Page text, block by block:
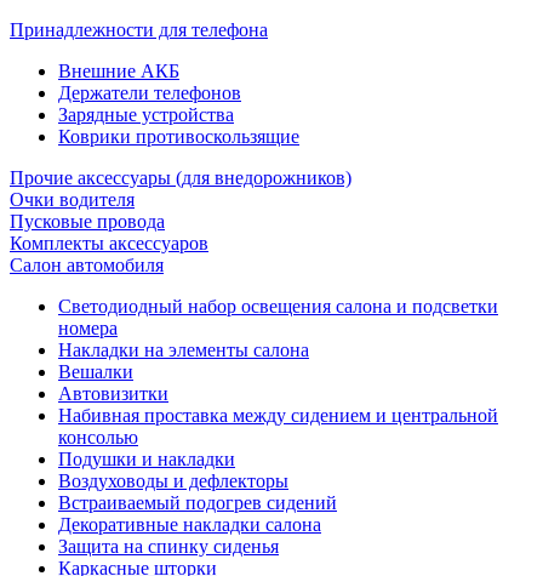
Принадлежности для телефона
Внешние АКБ
Держатели телефонов
Зарядные устройства
Коврики противоскользящие
Прочие аксессуары (для внедорожников)
Очки водителя
Пусковые провода
Комплекты аксессуаров
Салон автомобиля
Светодиодный набор освещения салона и подсветки
номера
Накладки на элементы салона
Вешалки
Автовизитки
Набивная проставка между сидением и центральной
консолью
Подушки и накладки
Воздуховоды и дефлекторы
Встраиваемый подогрев сидений
Декоративные накладки салона
Защита на спинку сиденья
Каркасные шторки